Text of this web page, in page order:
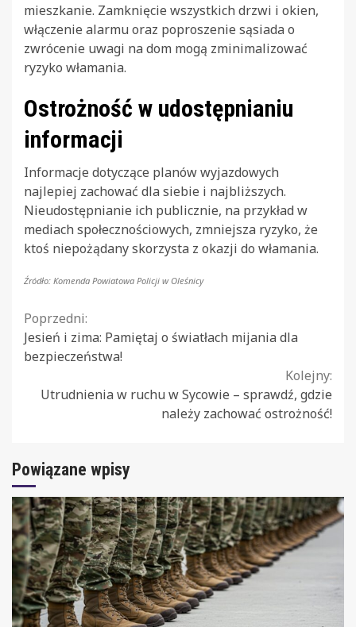
mieszkanie. Zamknięcie wszystkich drzwi i okien,
włączenie alarmu oraz poproszenie sąsiada o
zwrócenie uwagi na dom mogą zminimalizować
ryzyko włamania.
Ostrożność w udostępnianiu
informacji
Informacje dotyczące planów wyjazdowych
najlepiej zachować dla siebie i najbliższych.
Nieudostępnianie ich publicznie, na przykład w
mediach społecznościowych, zmniejsza ryzyko, że
ktoś niepożądany skorzysta z okazji do włamania.
Źródło: Komenda Powiatowa Policji w Oleśnicy
Continue
Reading
Poprzedni:
Jesień i zima: Pamiętaj o światłach mijania dla
bezpieczeństwa!
Kolejny:
Utrudnienia w ruchu w Sycowie – sprawdź, gdzie
należy zachować ostrożność!
Powiązane wpisy